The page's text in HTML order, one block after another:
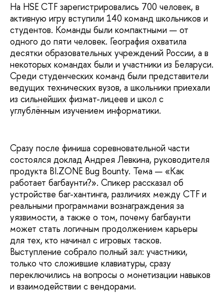
На HSE CTF зарегистрировались 700 человек, в
активную игру вступили 140 команд школьников и
студентов. Команды были компактными — от
одного до пяти человек. География охватила
десятки образовательных учреждений России, а в
некоторых командах были и участники из Беларуси.
Среди студенческих команд были представители
ведущих технических вузов, а школьники приехали
из сильнейших физмат-лицеев и школ с
углублённым изучением информатики.
Сразу после финиша соревновательной части
состоялся доклад Андрея Левкина, руководителя
продукта BI.ZONE Bug Bounty. Тема — «Как
работает багбаунти?». Спикер рассказал об
устройстве баг-хантинга, различиях между CTF и
реальными программами вознаграждения за
уязвимости, а также о том, почему багбаунти
может стать логичным продолжением карьеры
для тех, кто начинал с игровых тасков.
Выступление собрало полный зал: участники,
только что сложившие клавиатуры, сразу
переключились на вопросы о монетизации навыков
и взаимодействии с вендорами.